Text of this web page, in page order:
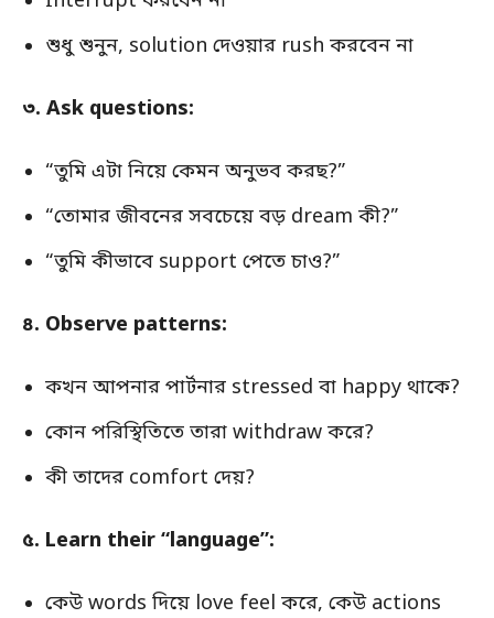
শুধু শুনুন, solution দেওয়ার rush করবেন না
৩. Ask questions:
“তুমি এটা নিয়ে কেমন অনুভব করছ?”
“তোমার জীবনের সবচেয়ে বড় dream কী?”
“তুমি কীভাবে support পেতে চাও?”
৪. Observe patterns:
কখন আপনার পার্টনার stressed বা happy থাকে?
কোন পরিস্থিতিতে তারা withdraw করে?
কী তাদের comfort দেয়?
৫. Learn their “language”:
কেউ words দিয়ে love feel করে, কেউ actions